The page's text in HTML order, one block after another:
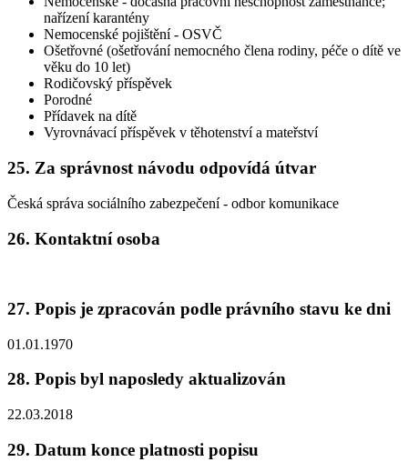
nařízení karantény
Nemocenské pojištění - OSVČ
Ošetřovné (ošetřování nemocného člena rodiny, péče o dítě ve
věku do 10 let)
Rodičovský příspěvek
Porodné
Přídavek na dítě
Vyrovnávací příspěvek v těhotenství a mateřství
25. Za správnost návodu odpovídá útvar
Česká správa sociálního zabezpečení - odbor komunikace
26. Kontaktní osoba
27. Popis je zpracován podle právního stavu ke dni
01.01.1970
28. Popis byl naposledy aktualizován
22.03.2018
29. Datum konce platnosti popisu